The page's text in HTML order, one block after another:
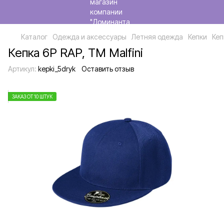
Каталог Одежда и аксессуары Летняя одежда Кепки
Кепка 6P RAP, TM Malfini
Артикул: kepki_5dryk Оставить отзыв
ЗАКАЗ ОТ 10 ШТУК